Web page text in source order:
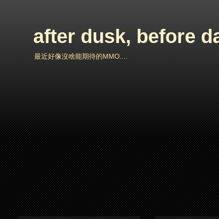
after dusk, before
最近好像沒啥能期待的MMO....